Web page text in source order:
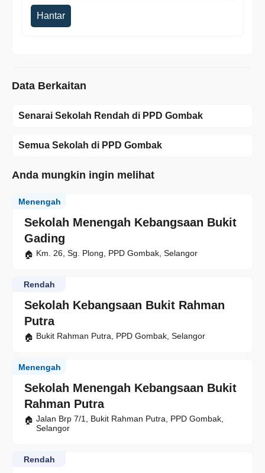
Hantar
Data Berkaitan
Senarai Sekolah Rendah di PPD Gombak
Semua Sekolah di PPD Gombak
Anda mungkin ingin melihat
Sekolah Menengah Kebangsaan Bukit
Gading
Menengah
Km. 26, Sg. Plong, PPD Gombak, Selangor
Sekolah Kebangsaan Bukit Rahman
Putra
Rendah
Bukit Rahman Putra, PPD Gombak, Selangor
Sekolah Menengah Kebangsaan Bukit
Rahman Putra
Menengah
Jalan Brp 7/1, Bukit Rahman Putra, PPD Gombak,
Selangor
Rendah